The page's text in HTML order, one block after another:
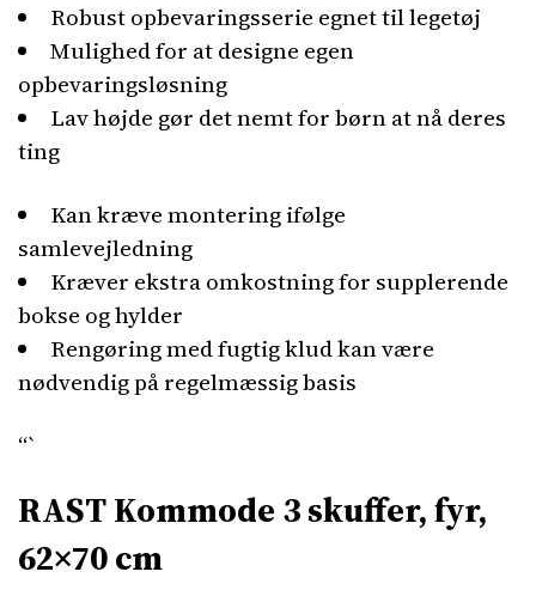
Robust opbevaringsserie egnet til legetøj
Mulighed for at designe egen
opbevaringsløsning
Lav højde gør det nemt for børn at nå deres
ting
Kan kræve montering ifølge
samlevejledning
Kræver ekstra omkostning for supplerende
bokse og hylder
Rengøring med fugtig klud kan være
nødvendig på regelmæssig basis
“`
RAST Kommode 3 skuffer, fyr,
62×70 cm